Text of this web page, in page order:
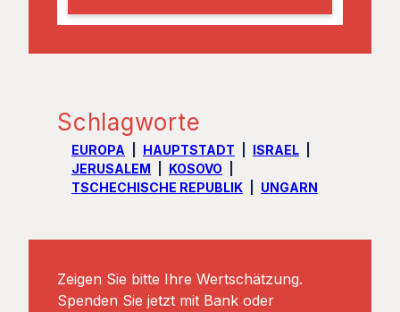
l
Schlagworte
EUROPA HAUPTSTADT
ISRAEL
JERUSALEM
KOSOVO
TSCHECHISCHE REPUBLIK
UNGARN
Zeigen Sie bitte Ihre Wertschätzung.
Spenden Sie jetzt mit Bank oder